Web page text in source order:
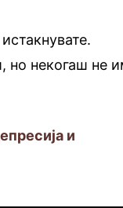
но некогаш не
и